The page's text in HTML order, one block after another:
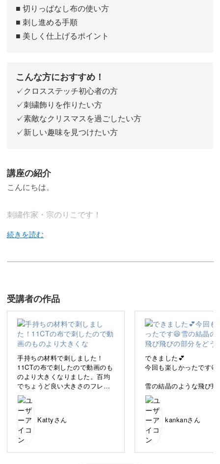
■ 切りっぱなし布の使い方
■ 刺し進める手順
■ 美しく仕上げるポイント
こんな方におすすめ！
✓クロスステッチ初心者の方
✓刺繍飾りを作りたい方
✓素敵なクリスマスを過ごしたい方
✓新しい趣味を見つけたい方
講座の紹介
こんにちは。
刺繍作家・宗のりこです！
今回の講座では、クロスステッチの基本と、クリスマスの
デザインの刺し方をレクチャーいたします。
基本から丁寧に解説しますので、初心者さんも楽しくクロ
スステッチデビューができますよ♪
冬の楽しい雰囲気がぎゅっとつまった刺繍作品を、一緒に
作ってみませんか？
受講者の作品
手持ちの材料で刺しました！
11CTの布で刺したので動画のも
のより大きくなりました。百均
でちょうど良い大きさのフレー
ムがあったのでそちらに入れま
した。後ろ側はフェルトをつけ
てみましたー。今ちょうどイチ
ョウがパラパラ落ちていて季節
に合ったものが完成して嬉しい
です♡次はクリスマスに合った
図案も刺したいな☺️
Kattyさん
できました💕
今回も楽しかったです😆
雪の結晶のような飛び飛
分をどう刺せばいいのか
なかったので、教えてい
てよかったです😊
ただ結晶のようにひとつ
まりが小さいとき、糸の
の始末をどのようにする
kankanさん